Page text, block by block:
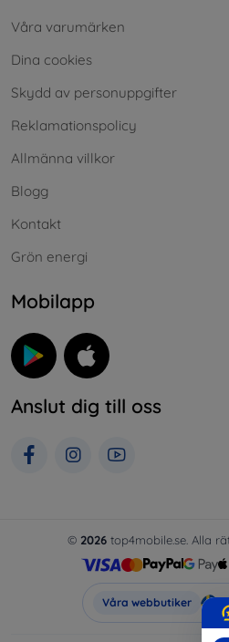
Våra varumärken
Dina cookies
Skydd av personuppgifter
Reklamationspolicy
Allmänna villkor
Blogg
Kontakt
Grön energi
Mobilapp
Anslut dig till oss
© 2026 top4mobile.se. Alla
Våra webbutiker